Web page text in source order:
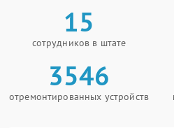
15
сотрудников в штате
3546
отремонтированных устройств